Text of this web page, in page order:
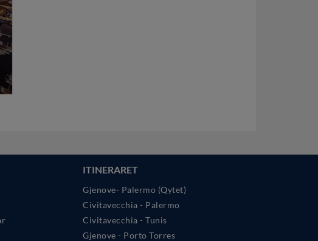
ITINERARET
Gjenove- Palermo (Qytet)
Civitavecchia - Palermo
Civitavecchia - Tunis
Gjenove - Porto Torres